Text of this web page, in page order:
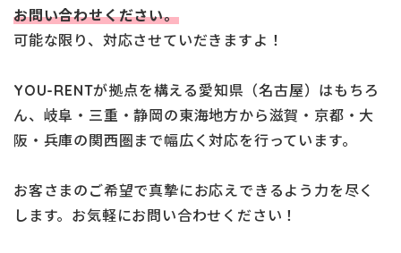
お問い合わせください。
可能な限り、対応させていだきますよ！
YOU-RENTが拠点を構える愛知県（名古屋）はもちろ
ん、岐阜・三重・静岡の東海地方から滋賀・京都・大
阪・兵庫の関西圏まで幅広く対応を行っています。
お客さまのご希望で真摯にお応えできるよう力を尽く
します。お気軽にお問い合わせください！